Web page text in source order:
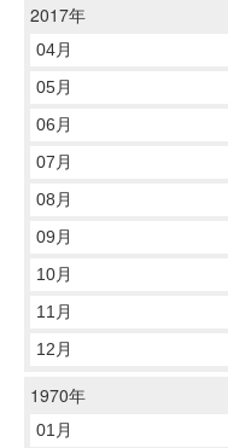
2017年
04月
05月
06月
07月
08月
09月
10月
11月
12月
1970年
01月